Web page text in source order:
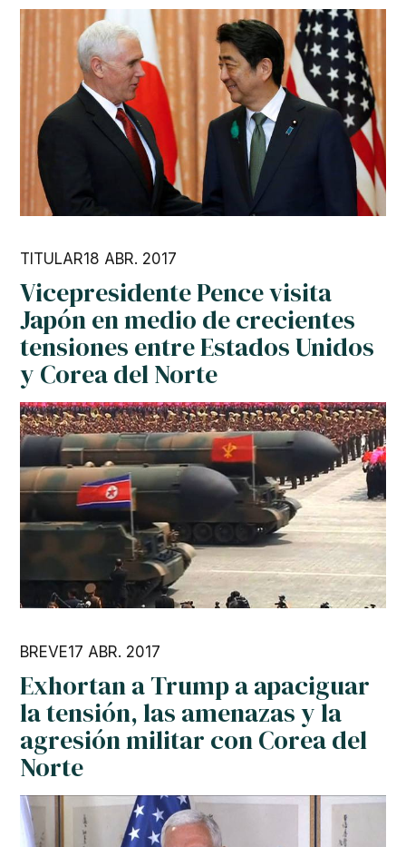
TITULAR18 ABR. 2017
Vicepresidente Pence visita
Japón en medio de crecientes
tensiones entre Estados Unidos
y Corea del Norte
BREVE17 ABR. 2017
Exhortan a Trump a apaciguar
la tensión, las amenazas y la
agresión militar con Corea del
Norte